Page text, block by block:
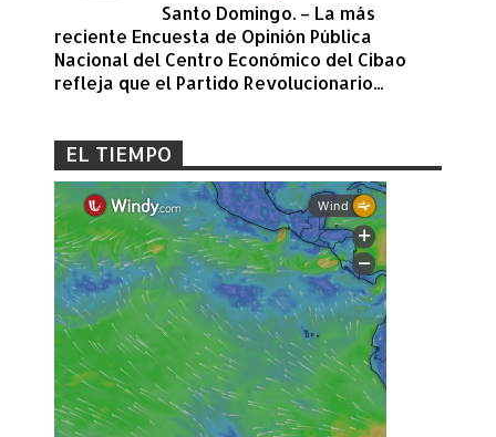
Santo Domingo. – La más
reciente Encuesta de Opinión Pública
Nacional del Centro Económico del Cibao
refleja que el Partido Revolucionario...
EL TIEMPO